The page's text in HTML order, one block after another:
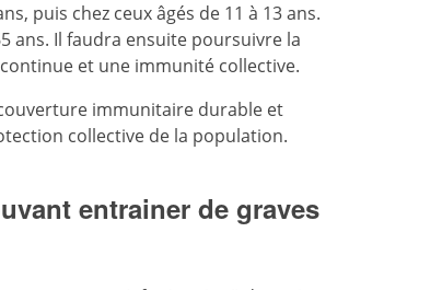
puis chez ceux âgés de 11 à 13 ans.
ans. Il faudra ensuite poursuivre la
et une immunité collective.
immunitaire durable et
collective de la population.
entrainer de graves